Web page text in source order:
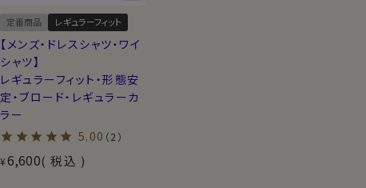
定番商品 レギュラーフィット
【メンズ・ドレスシャツ・ワイ
シャツ】
レギュラーフィット・形態安
定・ブロード・レギュラーカ
ラー
5.00 （2）
¥6,600 税込